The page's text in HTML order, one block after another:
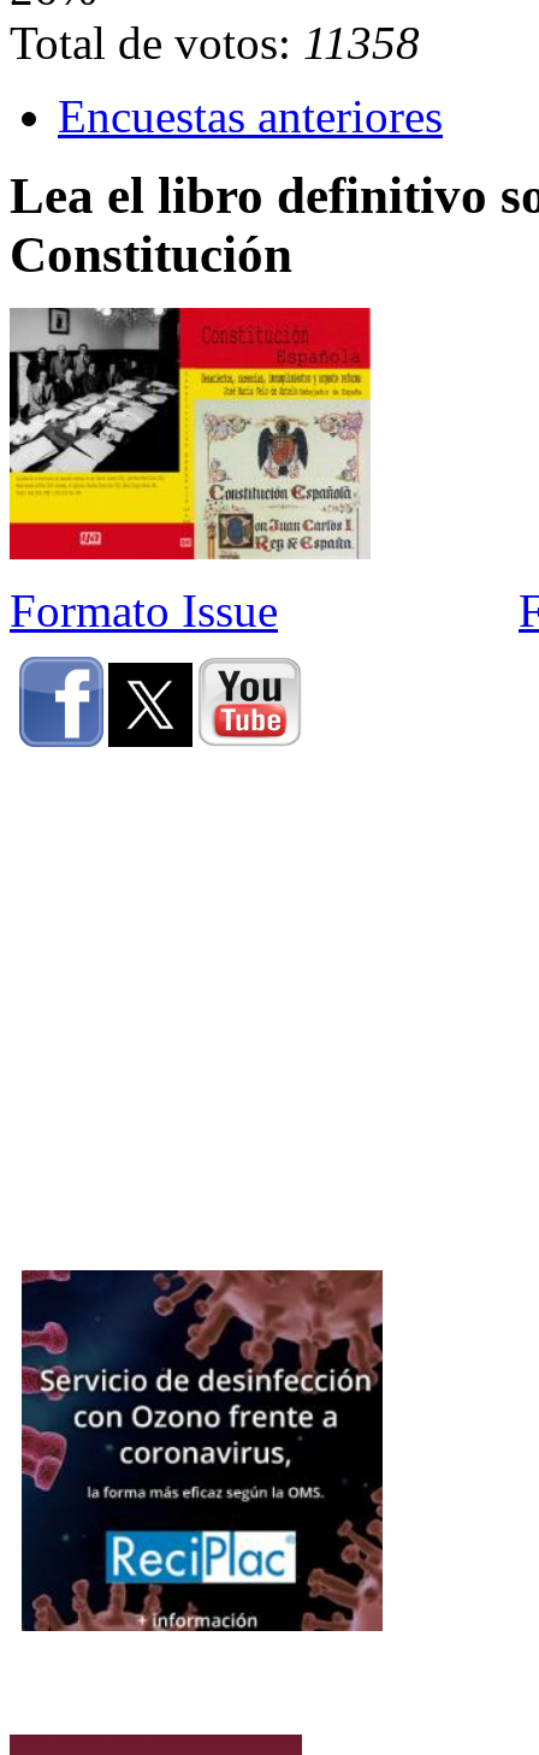
Total de votos: 11358
Encuestas anteriores
Lea el libro definitivo
Constitución
Formato Issue